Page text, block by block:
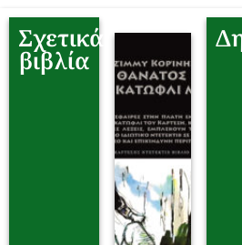
Σχετικά
βιβλία